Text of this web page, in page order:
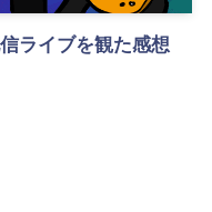
ライブを観た感想